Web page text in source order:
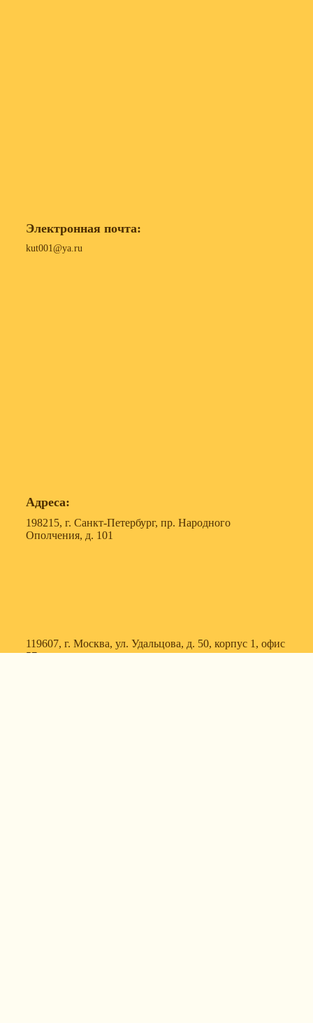
Электронная почта:
kut001@ya.ru
Адреса:
198215, г. Санкт-Петербург, пр. Народного
Ополчения, д. 101
119607, г. Москва, ул. Удальцова, д. 50, корпус 1, офис
57